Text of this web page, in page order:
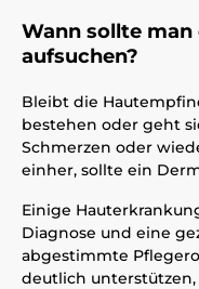
Wann sollte
aufsuchen?
Bleibt die
bestehen oder geht
Schmerzen oder
einher, sollte ein
Einige
Diagnose und eine
abgestimmte
deutlich